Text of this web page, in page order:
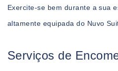
Exercite-se bem durante a sua
altamente equipada do Nuvo
Serviços de